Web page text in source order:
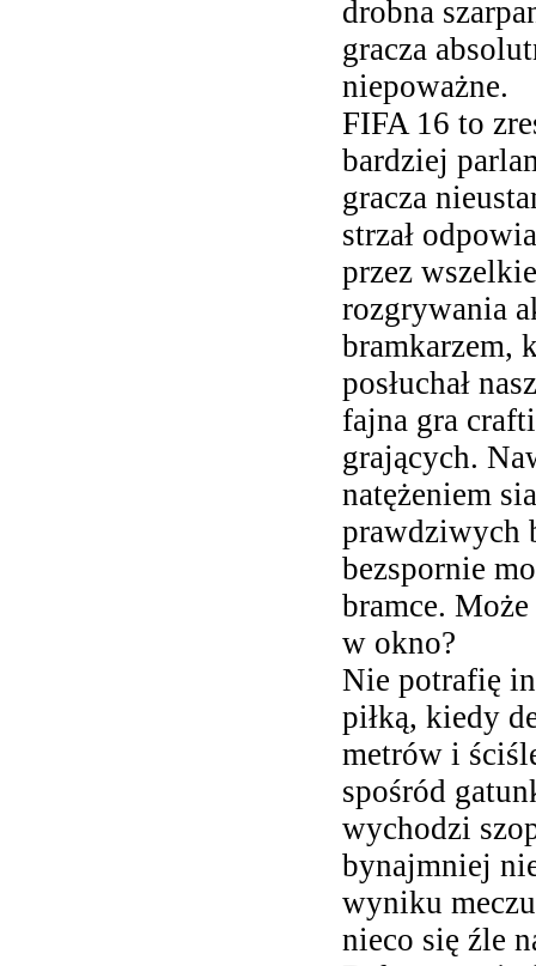
drobna
gracza
niepoważne.
FIFA 16 to
bardziej
gracza
strzał
przez
rozgrywania
bramkarzem,
posłuchał
fajna gra
grających.
natężeniem
prawdziwych
bezspornie
bramce.
w okno?
Nie potrafię
piłką, kiedy
metrów i
spośród
wychodzi
bynajmniej
wyniku
nieco się źle